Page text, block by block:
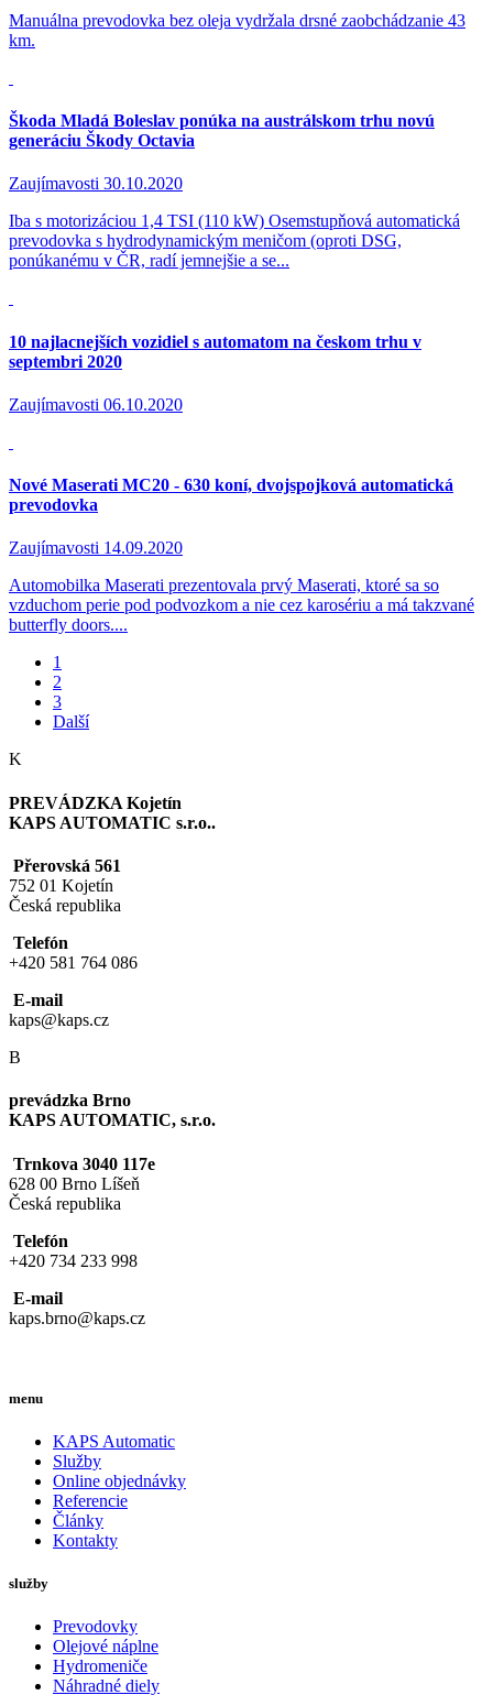
Manuálna prevodovka bez oleja vydržala drsné zaobchádzanie 43
km.
Škoda Mladá Boleslav ponúka na austrálskom trhu novú
generáciu Škody Octavia
Zaujímavosti 30.10.2020
Iba s motorizáciou 1,4 TSI (110 kW) Osemstupňová automatická
prevodovka s hydrodynamickým meničom (oproti DSG,
ponúkanému v ČR, radí jemnejšie a se...
10 najlacnejších vozidiel s automatom na českom trhu v
septembri 2020
Zaujímavosti 06.10.2020
Nové Maserati MC20 - 630 koní, dvojspojková automatická
prevodovka
Zaujímavosti 14.09.2020
Automobilka Maserati prezentovala prvý Maserati, ktoré sa so
vzduchom perie pod podvozkom a nie cez karosériu a má takzvané
butterfly doors....
1
2
3
Další
K
PREVÁDZKA Kojetín
KAPS AUTOMATIC s.r.o..
Přerovská 561
752 01 Kojetín
Česká republika
Telefón
+420 581 764 086
E-mail
kaps@kaps.cz
B
prevádzka Brno
KAPS AUTOMATIC, s.r.o.
Trnkova 3040 117e
628 00 Brno Líšeň
Česká republika
Telefón
+420 734 233 998
E-mail
kaps.brno@kaps.cz
menu
KAPS Automatic
Služby
Online objednávky
Referencie
Články
Kontakty
služby
Prevodovky
Olejové náplne
Hydromeniče
Náhradné diely